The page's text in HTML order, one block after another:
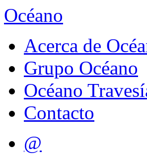
Océano
Acerca de
Grupo Océano
Océano
Contacto
@